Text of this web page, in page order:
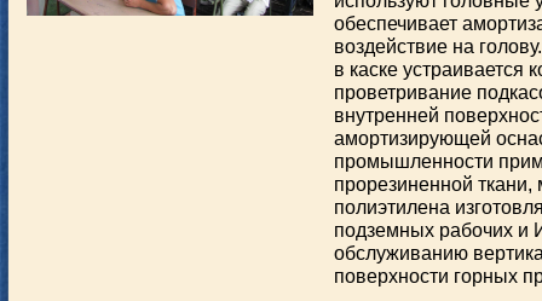
обеспечивает
воздействие на
в каске устраивается
проветривание
внутренней
амортизирующей
промышленности
прорезиненной ткани,
полиэтилена
подземных рабочих и
обслуживанию
поверхности горных